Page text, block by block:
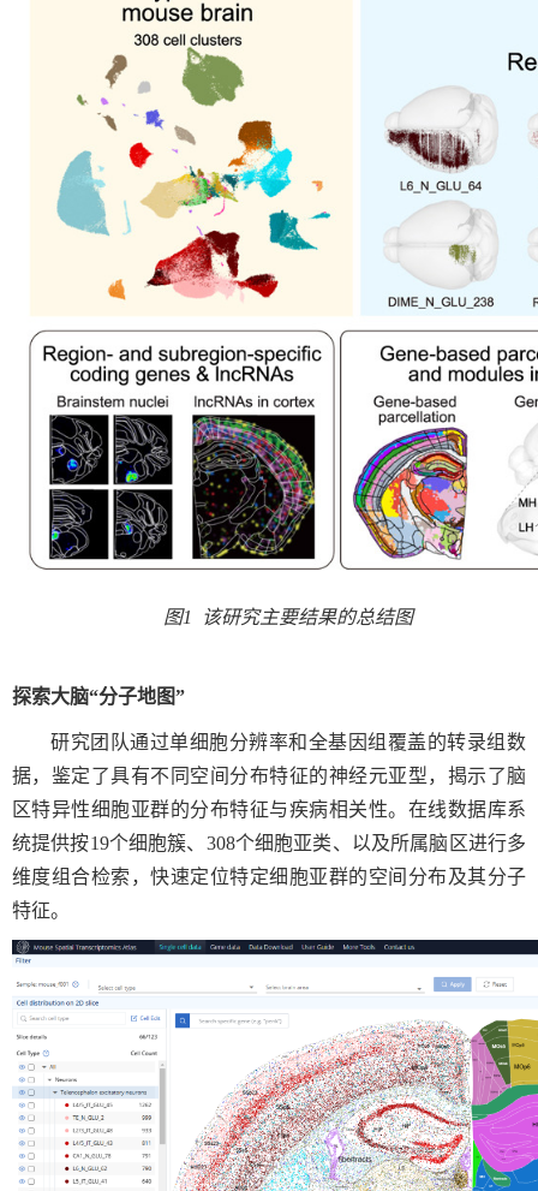
图1 该研究主要结果的总结图
探索大脑“分子地图”
研究团队通过单细胞分辨率和全基因组覆盖的转录组数
据，鉴定了具有不同空间分布特征的神经元亚型， 揭示了脑
区特异性细胞亚群的分布特征与疾病相关性。在线数据库系
统提供按19个细胞簇、 308个细胞亚类、以及所属脑区进行多
维度组合检索，快速定位特定细胞亚群的空间分布及其分子
特征。